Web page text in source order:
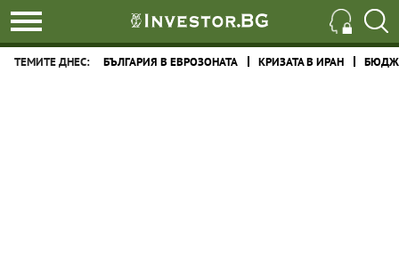
ТЕМИТЕ ДНЕС: БЪЛГАРИЯ В ЕВРОЗОНАТА КРИЗАТА В ИРАН